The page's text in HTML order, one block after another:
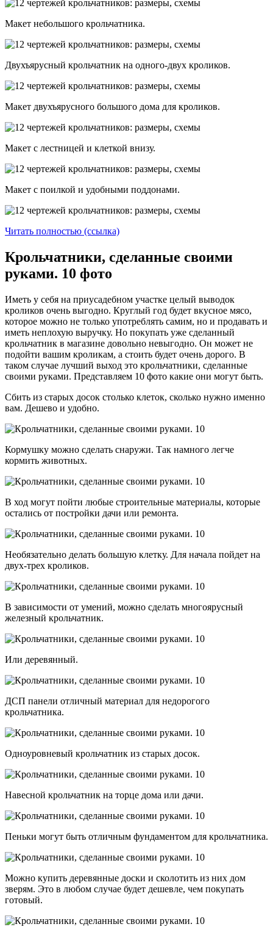
Макет небольшого крольчатника.
Двухъярусный крольчатник на одного-двух кроликов.
Макет двухъярусного большого дома для кроликов.
Макет с лестницей и клеткой внизу.
Макет с поилкой и удобными поддонами.
Читать полностью (ссылка)
Крольчатники, сделанные своими
руками. 10 фото
Иметь у себя на приусадебном участке целый выводок
кроликов очень выгодно. Круглый год будет вкусное мясо,
которое можно не только употреблять самим, но и продавать и
иметь неплохую выручку. Но покупать уже сделанный
крольчатник в магазине довольно невыгодно. Он может не
подойти вашим кроликам, а стоить будет очень дорого. В
таком случае лучший выход это крольчатники, сделанные
своими руками. Представляем 10 фото какие они могут быть.
Сбить из старых досок столько клеток, сколько нужно именно
вам. Дешево и удобно.
Кормушку можно сделать снаружи. Так намного легче
кормить животных.
В ход могут пойти любые строительные материалы, которые
остались от постройки дачи или ремонта.
Необязательно делать большую клетку. Для начала пойдет на
двух-трех кроликов.
В зависимости от умений, можно сделать многоярусный
железный крольчатник.
Или деревянный.
ДСП панели отличный материал для недорогого
крольчатника.
Одноуровневый крольчатник из старых досок.
Навесной крольчатник на торце дома или дачи.
Пеньки могут быть отличным фундаментом для крольчатника.
Можно купить деревянные доски и сколотить из них дом
зверям. Это в любом случае будет дешевле, чем покупать
готовый.